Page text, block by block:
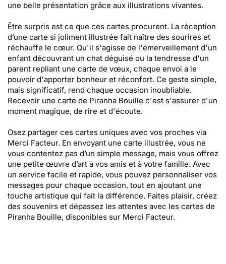
une belle présentation grâce aux illustrations vivantes.
Être surpris est ce que ces cartes procurent. La réception
d’une carte si joliment illustrée fait naître des sourires et
réchauffe le cœur. Qu'il s'agisse de l'émerveillement d'un
enfant découvrant un chat déguisé ou la tendresse d'un
parent repliant une carte de vœux, chaque envoi a le
pouvoir d'apporter bonheur et réconfort. Ce geste simple,
mais significatif, rend chaque occasion inoubliable.
Recevoir une carte de Piranha Bouille c'est s'assurer d'un
moment magique, de rire et d'écoute.
Osez partager ces cartes uniques avec vos proches via
Merci Facteur. En envoyant une carte illustrée, vous ne
vous contentez pas d’un simple message, mais vous offrez
une petite œuvre d’art à vos amis et à votre famille. Avec
un service facile et rapide, vous pouvez personnaliser vos
messages pour chaque occasion, tout en ajoutant une
touche artistique qui fait la différence. Faites plaisir, créez
des souvenirs et dépassez les attentes avec les cartes de
Piranha Bouille, disponibles sur Merci Facteur.